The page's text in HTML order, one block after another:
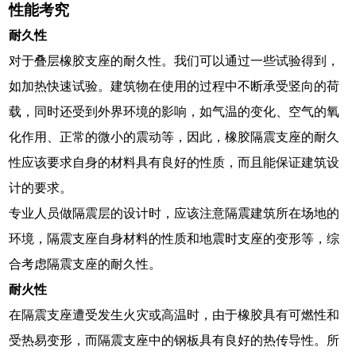
性能考究
耐久性
对于叠层橡胶支座的耐久性。我们可以通过一些试验得到，
如加热快速试验。建筑物在使用的过程中不断承受竖向的荷
载，同时还受到外界环境的影响，如气温的变化、空气的氧
化作用、正常的微小的震动等，因此，橡胶隔震支座的耐久
性应该要求自身的材料具有良好的性质，而且能保证建筑设
计的要求。
专业人员做隔震层的设计时，应该注意隔震建筑所在场地的
环境，隔震支座自身材料的性质和地震时支座的变形等，综
合考虑隔震支座的耐久性。
耐火性
在隔震支座遭受发生火灾或高温时，由于橡胶具有可燃性和
受热易变形，而隔震支座中的钢板具有良好的热传导性。所